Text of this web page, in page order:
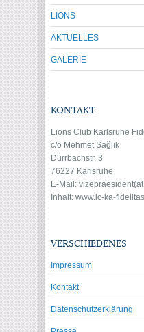
LIONS
AKTUELLES
GALERIE
KONTAKT
Lions Club Karlsruhe
c/o Mehmet Sağlık
Dürrbachstr. 3
76227 Karlsruhe
E-Mail: vize
Inhalt: www.lc-ka-
VERSCHIEDENES
Impressum
Kontakt
Datenschutzerklärung